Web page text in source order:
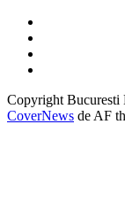
Copyright Bucuresti
CoverNews de AF